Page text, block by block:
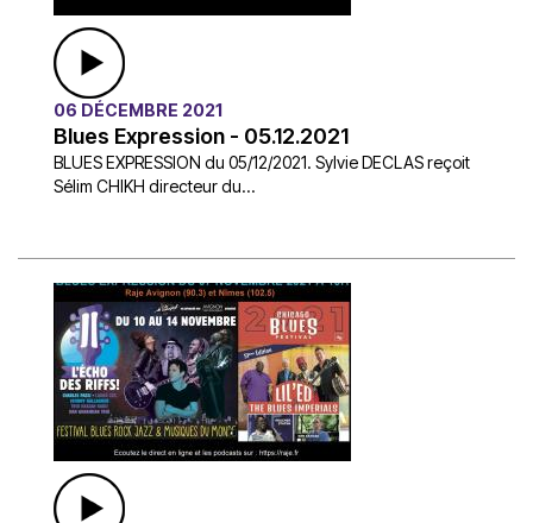
06 DÉCEMBRE 2021
Blues Expression - 05.12.2021
BLUES EXPRESSION du 05/12/2021. Sylvie DECLAS reçoit
Sélim CHIKH directeur du...